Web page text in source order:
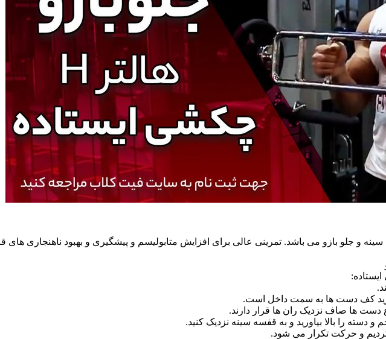
و جلو بازو می باشد. تمرینی عالی برای افزایش متابولیسم و پیشگیری و بهبود ناهنجاری